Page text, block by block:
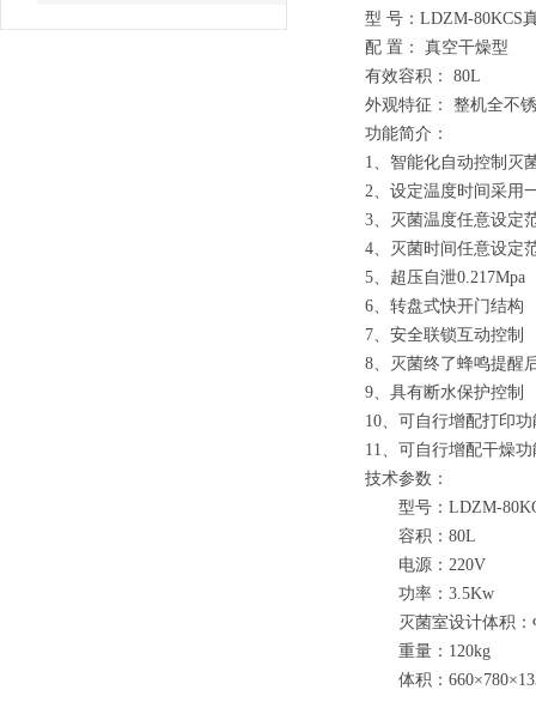
型 号：LDZM-80KCS
配 置： 真空干燥型
有效容积： 80L
外观特征： 整机全不
功能简介：
1、 智能化自动控制灭
2、 设定温度时间采用
3、
灭菌温度任意设定
4、
灭菌时间任意设定
5、 超压自泄0.217Mpa
6、 转盘式快开门结构
7、 安全联锁互动控制
8、
灭菌终了蜂鸣提醒
9、 具有断水保护控制
10、 可自行增配打印功
11、 可自行增配干燥功
技术参数：
型号 ： LDZM-8
容积 ： 80L
电源 ： 220V
功率 ： 3.5Kw
灭菌室设计体积 ：
重量 ： 120kg
体积 ： 660×780×